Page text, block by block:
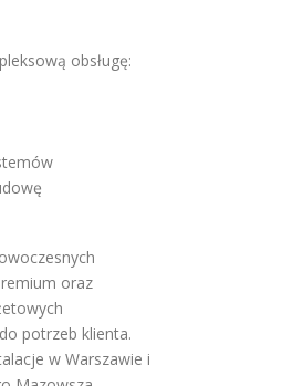
obsługę:
oraz
potrzeb klienta.
w Warszawie i